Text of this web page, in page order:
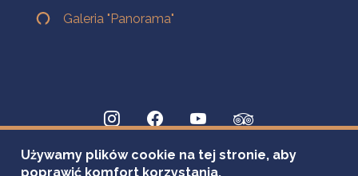
Galeria "Panorama"
Używamy plików cookie na tej stronie, aby
poprawić komfort korzystania.